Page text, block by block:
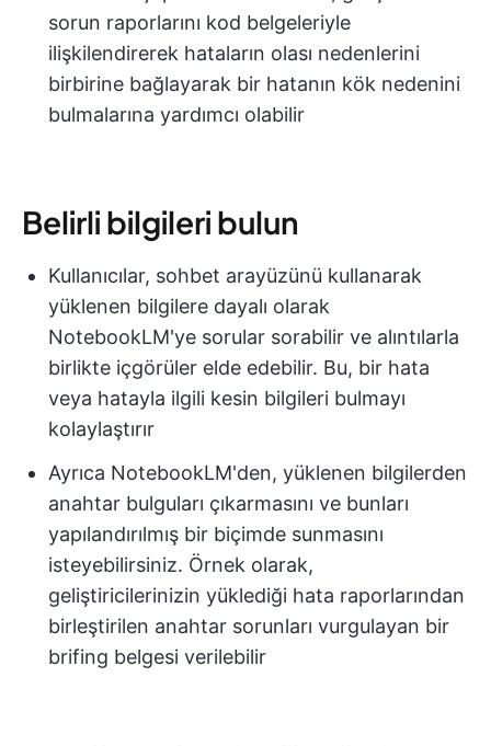
sorun raporlarını kod belgeleriyle
ilişkilendirerek hataların olası nedenlerini
birbirine bağlayarak bir hatanın kök nedenini
bulmalarına yardımcı olabilir
Belirli bilgileri bulun
Kullanıcılar, sohbet arayüzünü kullanarak
yüklenen bilgilere dayalı olarak
NotebookLM'ye sorular sorabilir ve alıntılarla
birlikte içgörüler elde edebilir. Bu, bir hata
veya hatayla ilgili kesin bilgileri bulmayı
kolaylaştırır
Ayrıca NotebookLM'den, yüklenen bilgilerden
anahtar bulguları çıkarmasını ve bunları
yapılandırılmış bir biçimde sunmasını
isteyebilirsiniz. Örnek olarak,
geliştiricilerinizin yüklediği hata raporlarından
birleştirilen anahtar sorunları vurgulayan bir
brifing belgesi verilebilir